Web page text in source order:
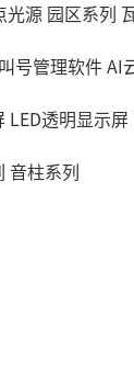
光源 园区系列
号管理软件AI
LED透明显示屏
音柱系列